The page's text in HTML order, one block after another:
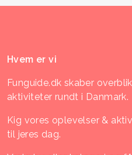
Hvem er vi
Funguide.dk skaber
aktiviteter rundt i Danmark.
Kig vores oplevelser &
til jeres dag.